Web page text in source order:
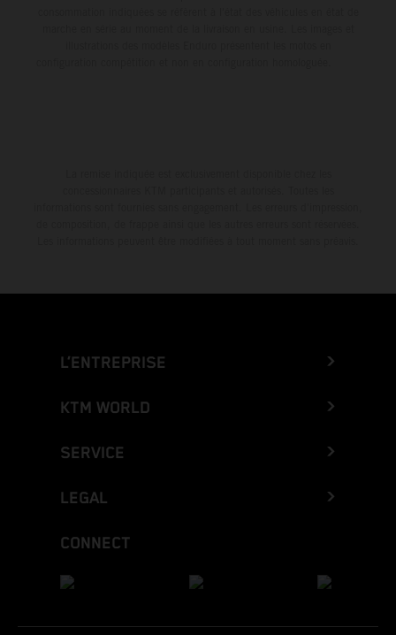
L’ENTREPRISE
KTM WORLD
SERVICE
LEGAL
CONNECT